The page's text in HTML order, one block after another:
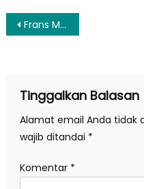
Navigasi
Frans Maniagasi: Pemekaran Papua, Kepentingan Strategis Nasional
Tinggalkan Balasan
Alamat email Anda tidak
wajib ditandai *
Komentar *